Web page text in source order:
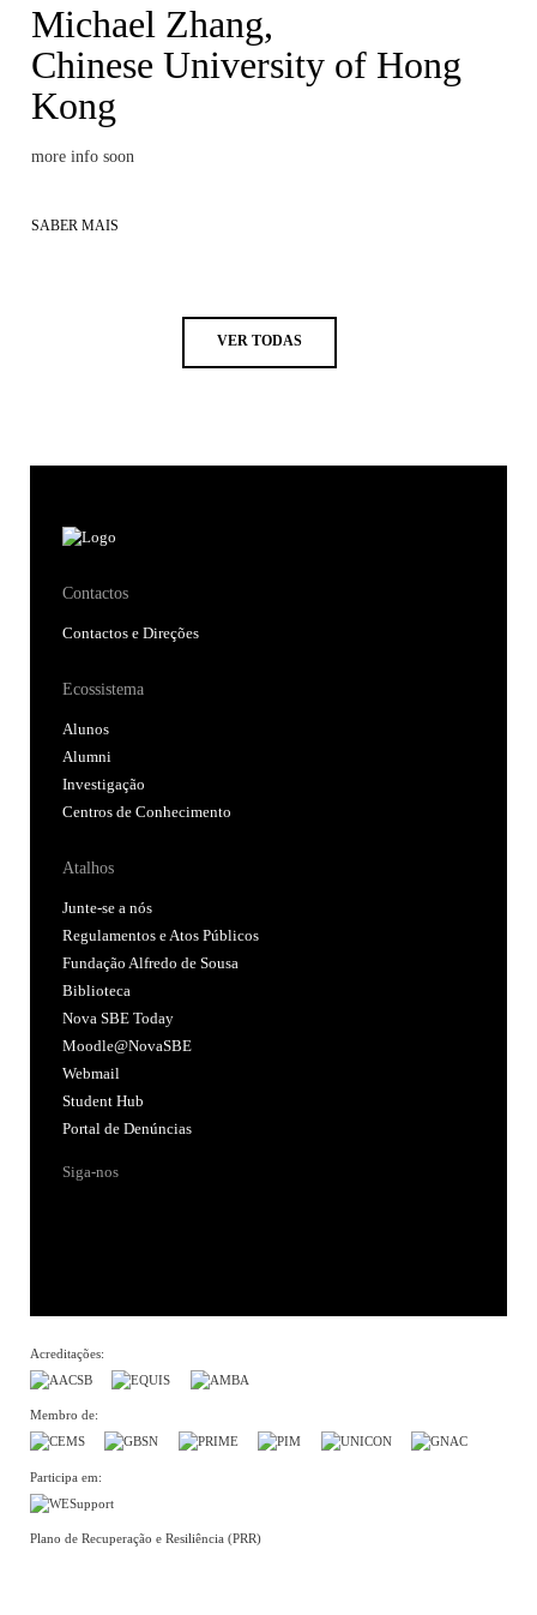
Michael Zhang,
Chinese University of Hong
Kong
more info soon
SABER MAIS
VER TODAS
Contactos
Contactos e Direções
Ecossistema
Alunos
Alumni
Investigação
Centros de Conhecimento
Atalhos
Junte-se a nós
Regulamentos e Atos Públicos
Fundação Alfredo de Sousa
Biblioteca
Nova SBE Today
Moodle@NovaSBE
Webmail
Student Hub
Portal de Denúncias
Siga-nos
Acreditações:
Membro de:
Participa em:
Plano de Recuperação e Resiliência (PRR)